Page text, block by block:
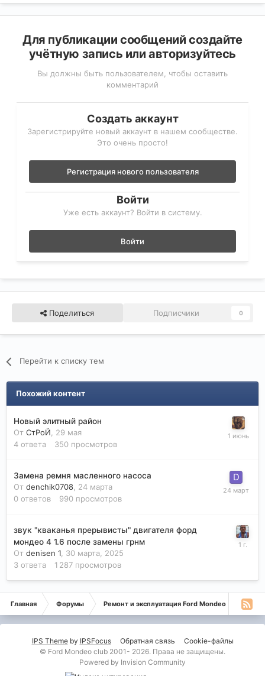
Для публикации сообщений создайте
учётную запись или авторизуйтесь
Вы должны быть пользователем, чтобы оставить
комментарий
Создать аккаунт
Зарегистрируйте новый аккаунт в нашем сообществе.
Это очень просто!
Регистрация нового пользователя
Войти
Уже есть аккаунт? Войти в систему.
Войти
Поделиться Подписчики 0
Перейти к списку тем
Похожий контент
Новый элитный район
От СтРоЙ, 29 мая
4 ответа 350 просмотров
Замена ремня масленного насоса
От denchik0708, 24 марта
0 ответов 990 просмотров
звук "кваканья прерывисты" двигателя форд
мондео 4 1.6 после замены грнм
От denisen 1, 30 марта, 2025
3 ответа 1 287 просмотров
Главная Форумы Ремонт и эксплуатация Ford Mondeo
IPS Themeby IPSFocus Обратная связь
Cookie-файлы
© Ford Mondeo club 2001- 2026. Права не защищены.
Powered by Invision Community